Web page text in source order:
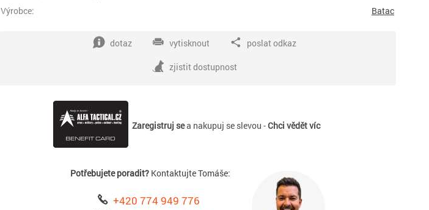
Výrobce:
Batac
dotaz vytisknout poslat odkaz
zjistit dostupnost
Zaregistruj sea nakupuj se slevou -Chci vědět víc
Potřebujete poradit? Kontaktujte Tomáše:
+420 774 949 776